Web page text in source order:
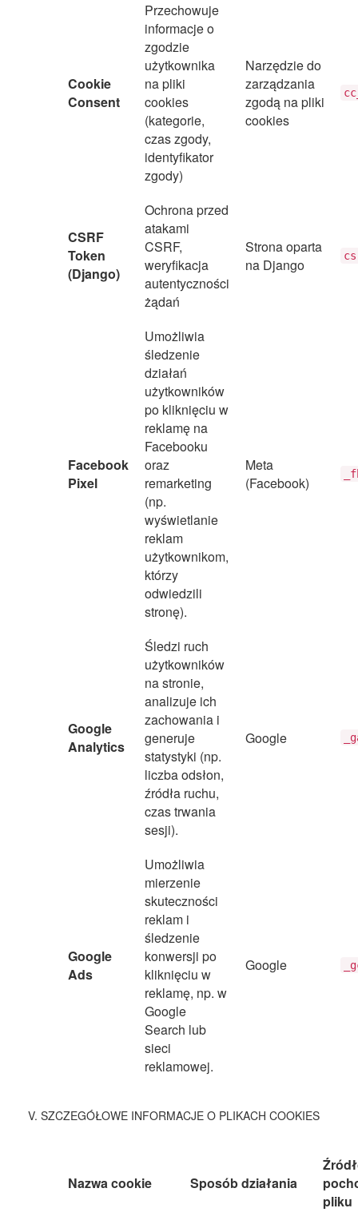
Cookie
Consent
Przechowuje
informacje o
zgodzie
użytkownika
na pliki
cookies
(kategorie,
czas zgody,
identyfikator
zgody)
Narzędzie do
zarządzania
zgodą na pliki
cookies
CSRF
Token
(Django)
Ochrona przed
atakami
CSRF,
weryfikacja
autentyczności
żądań
Strona oparta
na Django
Facebook
Pixel
Umożliwia
śledzenie
działań
użytkowników
po kliknięciu w
reklamę na
Facebooku
oraz
remarketing
(np.
wyświetlanie
reklam
użytkownikom,
którzy
odwiedzili
stronę).
Meta
(Facebook)
Google
Analytics
Śledzi ruch
użytkowników
na stronie,
analizuje ich
zachowania i
generuje
statystyki (np.
liczba odsłon,
źródła ruchu,
czas trwania
sesji).
Google
Google
Ads
Umożliwia
mierzenie
skuteczności
reklam i
śledzenie
konwersji po
kliknięciu w
reklamę, np. w
Google
Search lub
sieci
reklamowej.
Google
V. SZCZEGÓŁOWE INFORMACJE O PLIKACH COOKIES
Nazwa cookie Sposób działania
pliku